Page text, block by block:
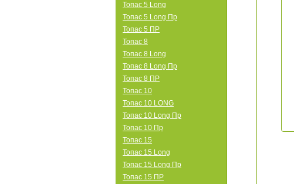
Топас 5 Long
Топас 5 Long Пр
Топас 5 ПР
Топас 8
Топас 8 Long
Топас 8 Long Пр
Топас 8 ПР
Топас 10
Топас 10 LONG
Топас 10 Long Пр
Топас 10 Пр
Топас 15
Топас 15 Long
Топас 15 Long Пр
Топас 15 ПР